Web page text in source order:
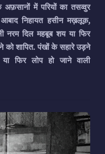
में परियों का तसव्वुर
निहायत हसीन मख़लूक़,
नरम दिल महबूब शय या फिर
को शापित. पंखों के सहारे उड़ने
फिर लोप हो जाने वाली